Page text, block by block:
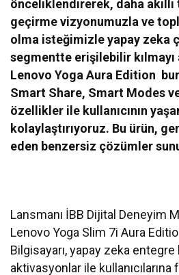
önceliklendirerek, daha
geçirme vizyonumuzla ve
olma isteğimizle yapay zeka
segmentte erişilebilir kılmayı
Lenovo Yoga Aura Edition
Smart Share, Smart Modes
özellikler ile kullanıcının
kolaylaştırıyoruz. Bu ürün,
eden benzersiz çözümler
Lansmanı İBB Dijital Deneyim
Lenovo Yoga Slim 7i Aura
Bilgisayarı, yapay zeka
aktivasyonlar ile kullanıcılarına